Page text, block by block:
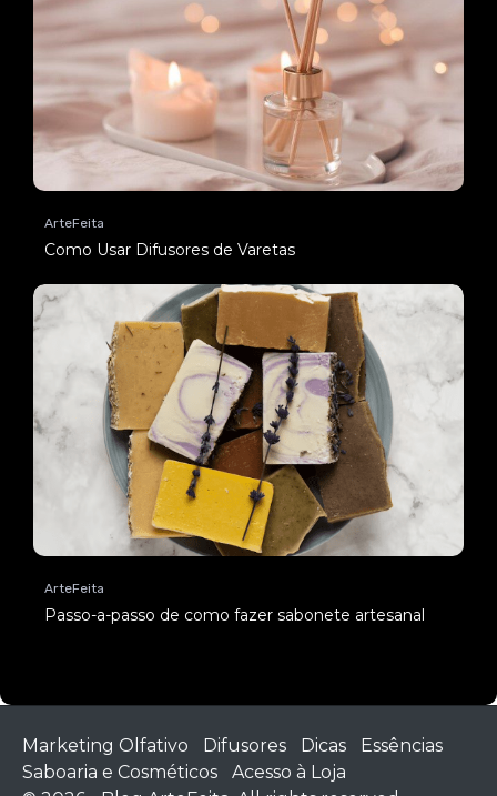
ArteFeita
Como Usar Difusores de Varetas
ArteFeita
Passo-a-passo de como fazer sabonete artesanal
Marketing Olfativo Difusores Dicas
Essências
Saboaria e Cosméticos
Acesso à Loja